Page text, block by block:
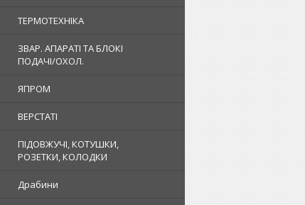
ТЕРМОТЕХНІКА
ЗВАР. АПАРАТІ ТА БЛОКІ
ПОДАЧІ/ОХОЛ.
ЯПРОМ
ВЕРСТАТІ
ПІДОВЖУЧІ, КОТУШКИ,
РОЗЕТКИ, КОЛОДКИ
Драбини